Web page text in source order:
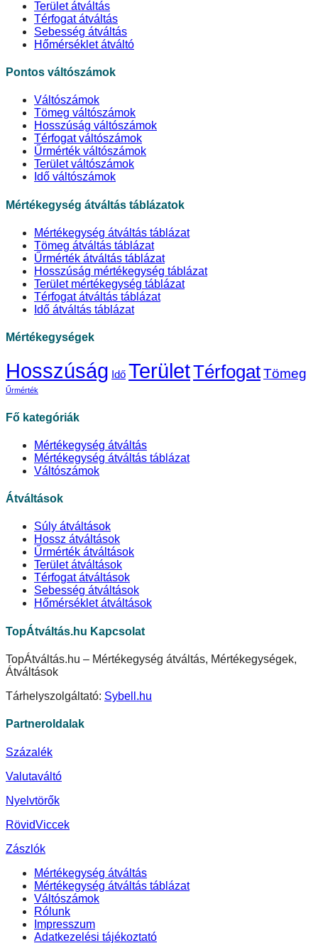
Terület átváltás
Térfogat átváltás
Sebesség átváltás
Hőmérséklet átváltó
Pontos váltószámok
Váltószámok
Tömeg váltószámok
Hosszúság váltószámok
Térfogat váltószámok
Űrmérték váltószámok
Terület váltószámok
Idő váltószámok
Mértékegység átváltás táblázatok
Mértékegység átváltás táblázat
Tömeg átváltás táblázat
Űrmérték átváltás táblázat
Hosszúság mértékegység táblázat
Terület mértékegység táblázat
Térfogat átváltás táblázat
Idő átváltás táblázat
Mértékegységek
Hosszúság Idő TerületTérfogatTömeg
Űrmérték
Fő kategóriák
Mértékegység átváltás
Mértékegység átváltás táblázat
Váltószámok
Átváltások
Súly átváltások
Hossz átváltások
Űrmérték átváltások
Terület átváltások
Térfogat átváltások
Sebesség átváltások
Hőmérséklet átváltások
TopÁtváltás.hu Kapcsolat
TopÁtváltás.hu – Mértékegység átváltás, Mértékegységek,
Átváltások
Tárhelyszolgáltató: Sybell.hu
Partneroldalak
Százalék
Valutaváltó
Nyelvtörők
RövidViccek
Zászlók
Mértékegység átváltás
Mértékegység átváltás táblázat
Váltószámok
Rólunk
Impresszum
Adatkezelési tájékoztató